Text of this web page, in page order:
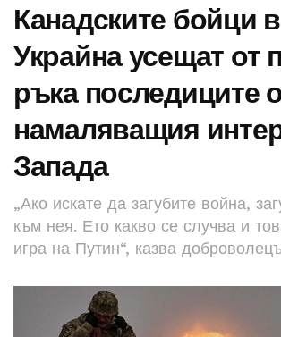
Канадските бойци в
Украйна усещат от
ръка последиците
намаляващия
Запада
„Ако искате да загубите война,
към нея. Ето какво се случва и
игра на Путин“, казва